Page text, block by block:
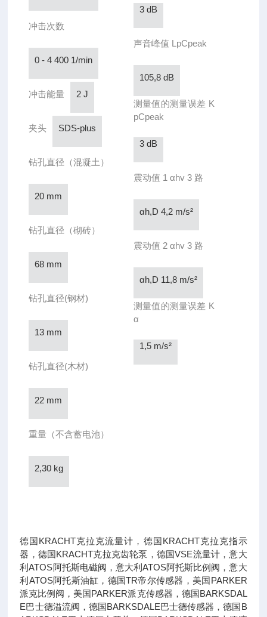
冲击次数
0 - 4 400 1/min
冲击能量 2 J
夹头 SDS-plus
钻孔直径（混凝土）
20 mm
钻孔直径（砌砖）
68 mm
钻孔直径(钢材)
13 mm
钻孔直径(木材)
22 mm
重量（不含蓄电池）
2,30 kg
3 dB
声音峰值 LpCpeak
105,8 dB
测量值的测量误差 K
pCpeak
3 dB
震动值 1 αhv 3 路
αh,D 4,2 m/s²
震动值 2 αhv 3 路
αh,D 11,8 m/s²
测量值的测量误差 K
α
1,5 m/s²
德国KRACHT克拉克流量计，德国KRACHT克拉克指示
器，德国KRACHT克拉克齿轮泵，德国VSE流量计，意大
利ATOS阿托斯电磁阀，意大利ATOS阿托斯比例阀，意大
利ATOS阿托斯油缸，德国TR帝尔传感器，美国PARKER
派克比例阀，美国PARKER派克传感器，德国BARKSDAL
E巴士德溢流阀，德国BARKSDALE巴士德传感器，德国B